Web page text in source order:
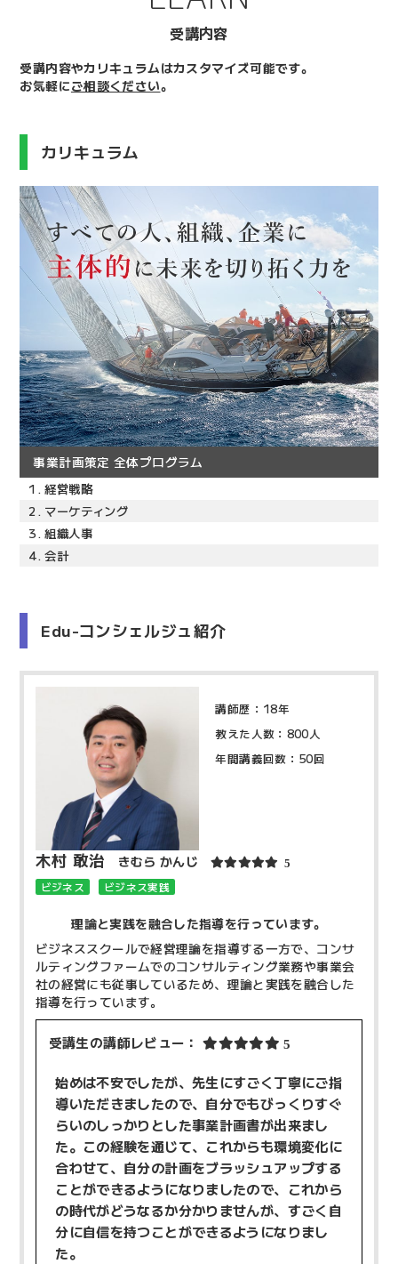
受講内容
受講内容やカリキュラムはカスタマイズ可能です。
お気軽にご相談ください。
カリキュラム
事業計画策定 全体プログラム
1. 経営戦略
2. マーケティング
3. 組織人事
4. 会計
Edu-コンシェルジュ紹介
講師歴：18年
教えた人数：800人
年間講義回数：50回
木村 敢治 きむら かんじ 5
ビジネス ビジネス実践
理論と実践を融合した指導を行っています。
ビジネススクールで経営理論を指導する一方で、コンサ
ルティングファームでのコンサルティング業務や事業会
社の経営にも従事しているため、理論と実践を融合した
指導を行っています。
受講生の講師レビュー： 5
始めは不安でしたが、先生にすごく丁寧にご指
導いただきましたので、自分でもびっくりすぐ
らいのしっかりとした事業計画書が出来まし
た。この経験を通じて、これからも環境変化に
合わせて、自分の計画をブラッシュアップする
ことができるようになりましたので、これから
の時代がどうなるか分かりませんが、すごく自
分に自信を持つことができるようになりまし
た。